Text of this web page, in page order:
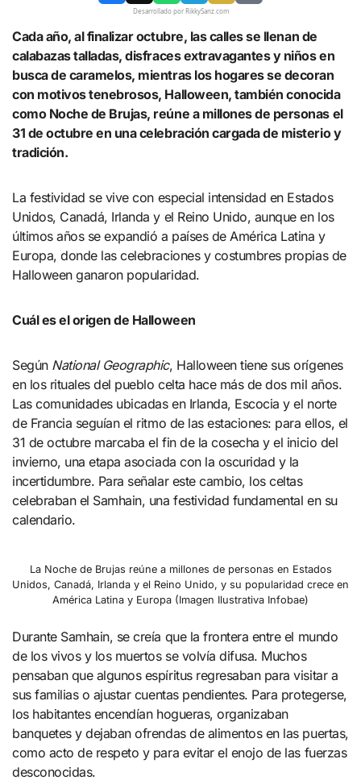
Desarrollado por RikkySanz.com
Cada año, al finalizar octubre, las calles se llenan de
calabazas talladas, disfraces extravagantes y niños en
busca de caramelos, mientras los hogares se decoran
con motivos tenebrosos, Halloween, también conocida
como Noche de Brujas, reúne a millones de personas el
31 de octubre en una celebración cargada de misterio y
tradición.
La festividad se vive con especial intensidad en Estados
Unidos, Canadá, Irlanda y el Reino Unido, aunque en los
últimos años se expandió a países de América Latina y
Europa, donde las celebraciones y costumbres propias de
Halloween ganaron popularidad.
Cuál es el origen de Halloween
Según National Geographic, Halloween tiene sus orígenes
en los rituales del pueblo celta hace más de dos mil años.
Las comunidades ubicadas en Irlanda, Escocia y el norte
de Francia seguían el ritmo de las estaciones: para ellos, el
31 de octubre marcaba el fin de la cosecha y el inicio del
invierno, una etapa asociada con la oscuridad y la
incertidumbre. Para señalar este cambio, los celtas
celebraban el Samhain, una festividad fundamental en su
calendario.
La Noche de Brujas reúne a millones de personas en Estados
Unidos, Canadá, Irlanda y el Reino Unido, y su popularidad crece en
América Latina y Europa (Imagen Ilustrativa Infobae)
Durante Samhain, se creía que la frontera entre el mundo
de los vivos y los muertos se volvía difusa. Muchos
pensaban que algunos espíritus regresaban para visitar a
sus familias o ajustar cuentas pendientes. Para protegerse,
los habitantes encendían hogueras, organizaban
banquetes y dejaban ofrendas de alimentos en las puertas,
como acto de respeto y para evitar el enojo de las fuerzas
desconocidas.